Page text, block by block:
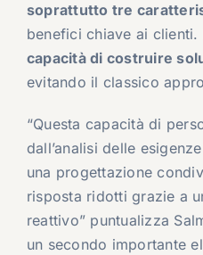
soprattutto tre
benefici chiave ai clienti.
capacità di costruire
evitando il classico
“Questa capacità di
dall’analisi delle
una progettazione
risposta ridotti grazie a
reattivo” puntualizza
un secondo importante